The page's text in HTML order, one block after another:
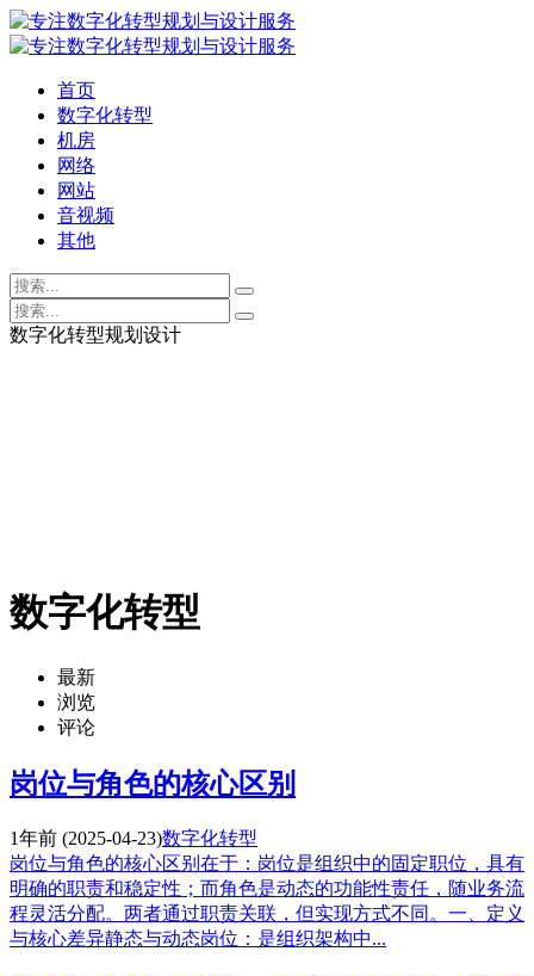
首页
数字化转型
机房
网络
网站
音视频
其他
数字化转型规划设计
数字化转型
最新
浏览
评论
岗位与角色的核心区别
1年前 (2025-04-23)数字化转型
岗位与角色的核心区别在于：岗位是组织中的固定职位，具有
明确的职责和稳定性；而角色是动态的功能性责任，随业务流
程灵活分配。两者通过职责关联，但实现方式不同。一、定义
与核心差异静态与动态岗位：是组织架构中...